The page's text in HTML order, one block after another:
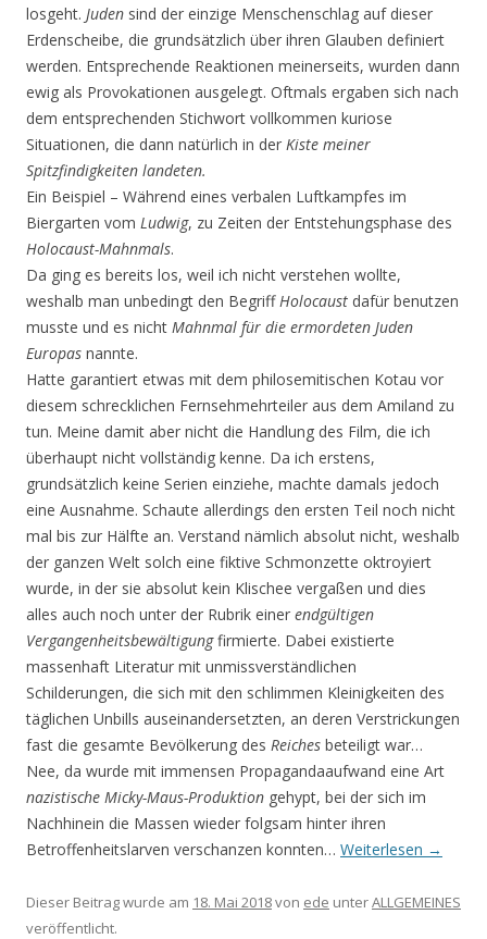
losgeht. Juden sind der einzige Menschenschlag auf dieser
Erdenscheibe, die grundsätzlich über ihren Glauben definiert
werden. Entsprechende Reaktionen meinerseits, wurden dann
ewig als Provokationen ausgelegt. Oftmals ergaben sich nach
dem entsprechenden Stichwort vollkommen kuriose
Situationen, die dann natürlich in der Kiste meiner
Spitzfindigkeiten landeten.
Ein Beispiel – Während eines verbalen Luftkampfes im
Biergarten vom Ludwig, zu Zeiten der Entstehungsphase des
Holocaust-Mahnmals.
Da ging es bereits los, weil ich nicht verstehen wollte,
weshalb man unbedingt den Begriff Holocaust dafür benutzen
musste und es nicht Mahnmal für die ermordeten Juden
Europas nannte.
Hatte garantiert etwas mit dem philosemitischen Kotau vor
diesem schrecklichen Fernsehmehrteiler aus dem Amiland zu
tun. Meine damit aber nicht die Handlung des Film, die ich
überhaupt nicht vollständig kenne. Da ich erstens,
grundsätzlich keine Serien einziehe, machte damals jedoch
eine Ausnahme. Schaute allerdings den ersten Teil noch nicht
mal bis zur Hälfte an. Verstand nämlich absolut nicht, weshalb
der ganzen Welt solch eine fiktive Schmonzette oktroyiert
wurde, in der sie absolut kein Klischee vergaßen und dies
alles auch noch unter der Rubrik einer endgültigen
Vergangenheitsbewältigungfirmierte. Dabei existierte
massenhaft Literatur mit unmissverständlichen
Schilderungen, die sich mit den schlimmen Kleinigkeiten des
täglichen Unbills auseinandersetzten, an deren Verstrickungen
fast die gesamte Bevölkerung des Reiches beteiligt war…
Nee, da wurde mit immensen Propagandaaufwand eine Art
nazistische Micky-Maus-Produktion gehypt, bei der sich im
Nachhinein die Massen wieder folgsam hinter ihren
Betroffenheitslarven verschanzen konnten… Weiterlesen →
Dieser Beitrag wurde am 18. Mai 2018von ede unterALLGEMEINES
veröffentlicht.